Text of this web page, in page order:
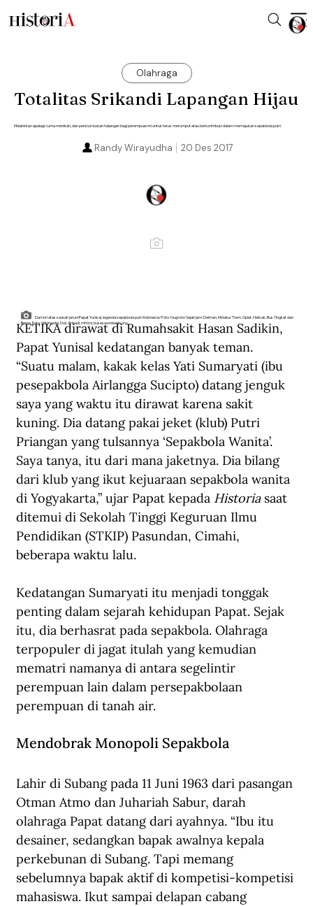
Olahraga
Totalitas Srikandi Lapangan Hijau
Melahirkan apalagi cuma menikah, dan pensiun bukan halangan bagi perempuan ini untuk terus merumput atau berkontribusi dalam memajukan sepakbola putri.
20 Des 2017
Randy Wirayudha
Dari kiri atas searah jarumPapat Yunisal, legenda sepakbola putri Indonesia/Foto: Nugroho Sejati jam: Delman, Miniatur Trem, Oplet, Helicak, Bus Tingkat dan
Bemo. Foto: Wikimedia, Dok. Pribadi, mfnl.nl, busesworldwide.org.
KETIKA dirawat di Rumahsakit Hasan Sadikin,
Papat Yunisal kedatangan banyak teman.
“Suatu malam, kakak kelas Yati Sumaryati (ibu
pesepakbola Airlangga Sucipto) datang jenguk
saya yang waktu itu dirawat karena sakit
kuning. Dia datang pakai jeket (klub) Putri
Priangan yang tulsannya ‘Sepakbola Wanita’.
Saya tanya, itu dari mana jaketnya. Dia bilang
dari klub yang ikut kejuaraan sepakbola wanita
di Yogyakarta,” ujar Papat kepada Historia saat
ditemui di Sekolah Tinggi Keguruan Ilmu
Pendidikan (STKIP) Pasundan, Cimahi,
beberapa waktu lalu.
Kedatangan Sumaryati itu menjadi tonggak
penting dalam sejarah kehidupan Papat. Sejak
itu, dia berhasrat pada sepakbola. Olahraga
terpopuler di jagat itulah yang kemudian
mematri namanya di antara segelintir
perempuan lain dalam persepakbolaan
perempuan di tanah air.
Mendobrak Monopoli Sepakbola
Lahir di Subang pada 11 Juni 1963 dari pasangan
Otman Atmo dan Juhariah Sabur, darah
olahraga Papat datang dari ayahnya. “Ibu itu
desainer, sedangkan bapak awalnya kepala
perkebunan di Subang. Tapi memang
sebelumnya bapak aktif di kompetisi-kompetisi
mahasiswa. Ikut sampai delapan cabang